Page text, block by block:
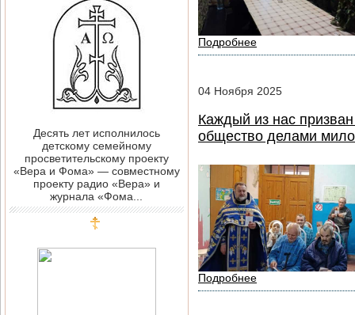
Десять лет исполнилось
детскому семейному
просветительскому проекту
«Вера и Фома» — совместному
проекту радио «Вера» и
журнала «Фома...
Подробнее
04 Ноября 2025
Каждый из нас
общество делами
Подробнее